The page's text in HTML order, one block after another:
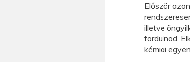
Először
illetve
fordulnod.
kémiai